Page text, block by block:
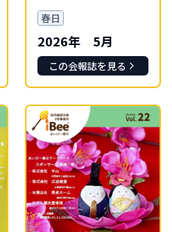
春日
2026年 5月
この会報誌を見る